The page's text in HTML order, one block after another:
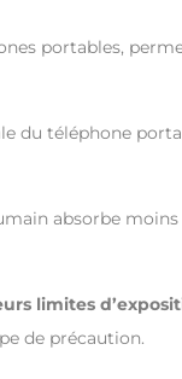
portables,
du téléphone
absorbe
limites
de précaution.